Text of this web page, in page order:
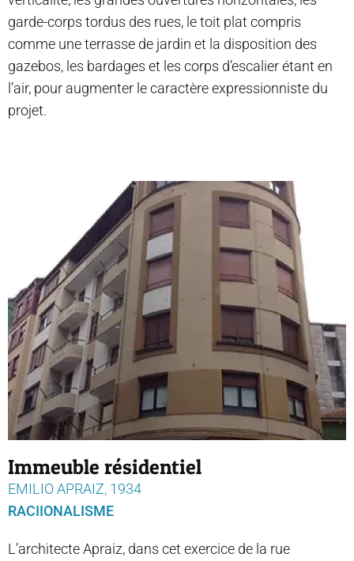
garde-corps tordus des rues, le toit plat compris
comme une terrasse de jardin et la disposition des
gazebos, les bardages et les corps d’escalier étant en
l’air, pour augmenter le caractère expressionniste du
projet.
Immeuble résidentiel
EMILIO APRAIZ, 1934
RACIIONALISME
L’architecte Apraiz, dans cet exercice de la rue